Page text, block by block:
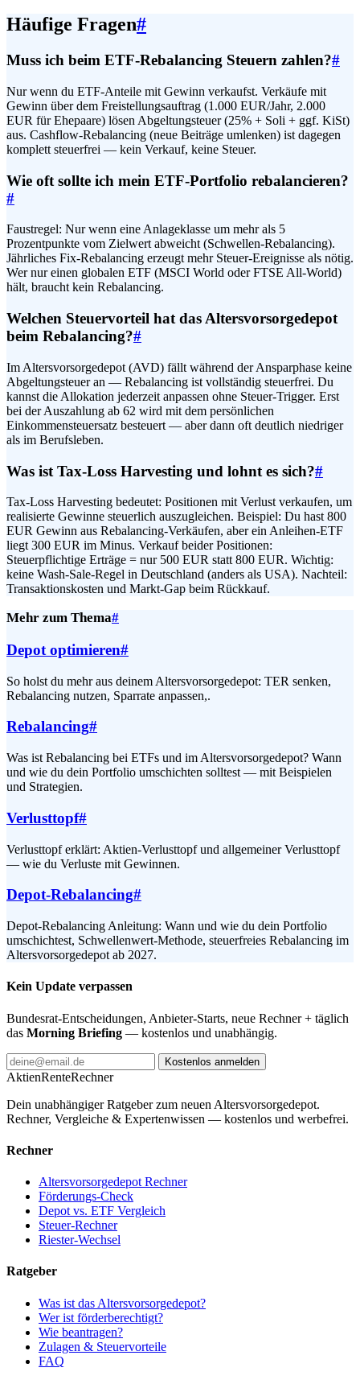
Häufige Fragen#
Muss ich beim ETF-Rebalancing Steuern zahlen?#
Nur wenn du ETF-Anteile mit Gewinn verkaufst. Verkäufe mit
Gewinn über dem Freistellungsauftrag (1.000 EUR/Jahr, 2.000
EUR für Ehepaare) lösen Abgeltungsteuer (25% + Soli + ggf. KiSt)
aus. Cashflow-Rebalancing (neue Beiträge umlenken) ist dagegen
komplett steuerfrei — kein Verkauf, keine Steuer.
Wie oft sollte ich mein ETF-Portfolio rebalancieren?
#
Faustregel: Nur wenn eine Anlageklasse um mehr als 5
Prozentpunkte vom Zielwert abweicht (Schwellen-Rebalancing).
Jährliches Fix-Rebalancing erzeugt mehr Steuer-Ereignisse als nötig.
Wer nur einen globalen ETF (MSCI World oder FTSE All-World)
hält, braucht kein Rebalancing.
Welchen Steuervorteil hat das Altersvorsorgedepot
beim Rebalancing?#
Im Altersvorsorgedepot (AVD) fällt während der Ansparphase keine
Abgeltungsteuer an — Rebalancing ist vollständig steuerfrei. Du
kannst die Allokation jederzeit anpassen ohne Steuer-Trigger. Erst
bei der Auszahlung ab 62 wird mit dem persönlichen
Einkommensteuersatz besteuert — aber dann oft deutlich niedriger
als im Berufsleben.
Was ist Tax-Loss Harvesting und lohnt es sich?#
Tax-Loss Harvesting bedeutet: Positionen mit Verlust verkaufen, um
realisierte Gewinne steuerlich auszugleichen. Beispiel: Du hast 800
EUR Gewinn aus Rebalancing-Verkäufen, aber ein Anleihen-ETF
liegt 300 EUR im Minus. Verkauf beider Positionen:
Steuerpflichtige Erträge = nur 500 EUR statt 800 EUR. Wichtig:
keine Wash-Sale-Regel in Deutschland (anders als USA). Nachteil:
Transaktionskosten und Markt-Gap beim Rückkauf.
Mehr zum Thema#
Depot optimieren#
So holst du mehr aus deinem Altersvorsorgedepot: TER senken,
Rebalancing nutzen, Sparrate anpassen,.
Rebalancing#
Was ist Rebalancing bei ETFs und im Altersvorsorgedepot? Wann
und wie du dein Portfolio umschichten solltest — mit Beispielen
und Strategien.
Verlusttopf#
Verlusttopf erklärt: Aktien-Verlusttopf und allgemeiner Verlusttopf
— wie du Verluste mit Gewinnen.
Depot-Rebalancing#
Depot-Rebalancing Anleitung: Wann und wie du dein Portfolio
umschichtest, Schwellenwert-Methode, steuerfreies Rebalancing im
Altersvorsorgedepot ab 2027.
Kein Update verpassen
Bundesrat-Entscheidungen, Anbieter-Starts, neue Rechner + täglich
das Morning Briefing — kostenlos und unabhängig.
Kostenlos anmelden
AktienRenteRechner
Dein unabhängiger Ratgeber zum neuen Altersvorsorgedepot.
Rechner, Vergleiche & Expertenwissen — kostenlos und werbefrei.
Rechner
Altersvorsorgedepot Rechner
Förderungs-Check
Depot vs. ETF Vergleich
Steuer-Rechner
Riester-Wechsel
Ratgeber
Was ist das Altersvorsorgedepot?
Wer ist förderberechtigt?
Wie beantragen?
Zulagen & Steuervorteile
FAQ